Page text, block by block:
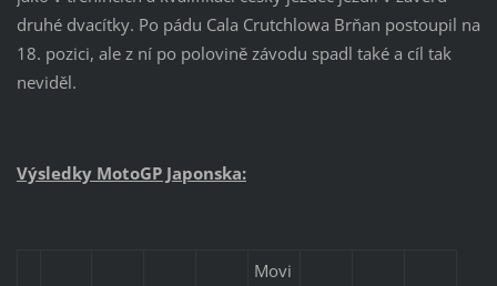
druhé dvacítky. Po pádu Cala Crutchlowa Brňan postoupil na
18. pozici, ale z ní po polovině závodu spadl také a cíl tak
neviděl.
Výsledky MotoGP Japonska:
Movi